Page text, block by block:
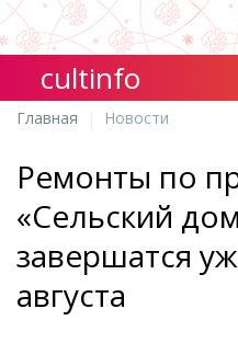
cultinfo
Главная Новости
Ремонты по
«Сельский
завершатся
августа